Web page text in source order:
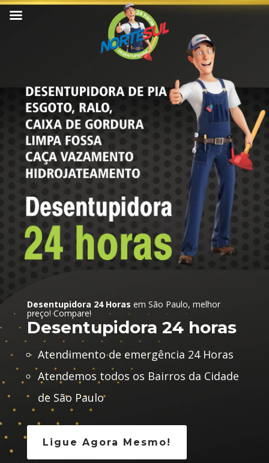
Desentupidora 24 Horas em São Paulo, melhor
preço! Compare!
Desentupidora 24 horas
Atendimento de emergência 24 Horas
Atendemos todos os Bairros da Cidade
de São Paulo
Ligue Agora Mesmo!